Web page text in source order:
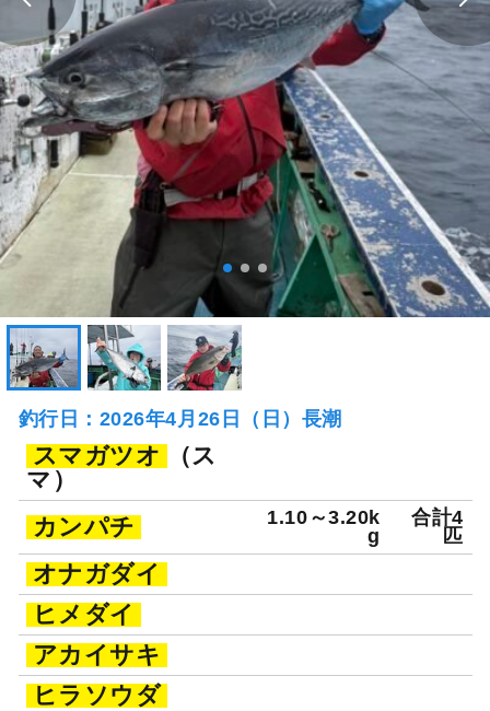
釣行日：2026年4月26日（日）長潮
スマガツオ
（ス
マ）
カンパチ
1.10～3.20k
g
合計4
匹
オナガダイ
ヒメダイ
アカイサキ
ヒラソウダ